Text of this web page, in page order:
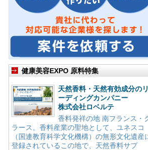
健康美容EXPO 原料特集
天然香料・天然有効成分のリ
ーディングカンパニー
株式会社ロベルテ
香料発祥の地 南フランス・
ラース。香料産業の聖地として、ユネスコ
（国連教育科学文化機構）の無形文化遺産
登録されているこの地で、天然香料サプ